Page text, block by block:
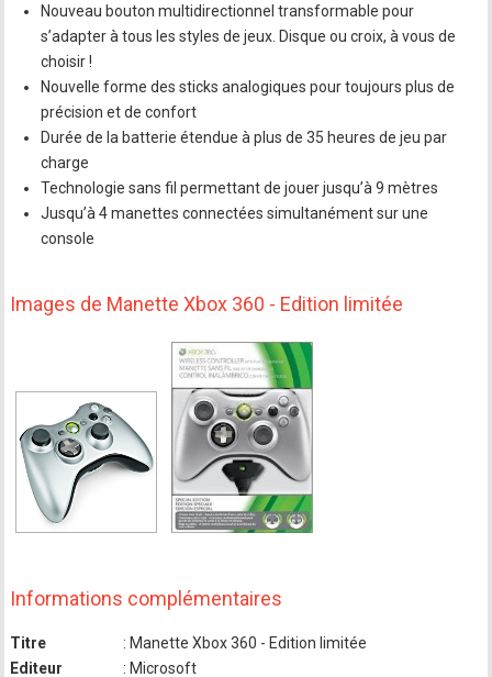
Nouveau bouton multidirectionnel transformable pour
s’adapter à tous les styles de jeux. Disque ou croix, à vous de
choisir !
Nouvelle forme des sticks analogiques pour toujours plus de
précision et de confort
Durée de la batterie étendue à plus de 35 heures de jeu par
charge
Technologie sans fil permettant de jouer jusqu’à 9 mètres
Jusqu’à 4 manettes connectées simultanément sur une
console
Images de Manette Xbox 360 - Edition limitée
Informations complémentaires
Titre
: Manette Xbox 360 - Edition limitée
Editeur
: Microsoft